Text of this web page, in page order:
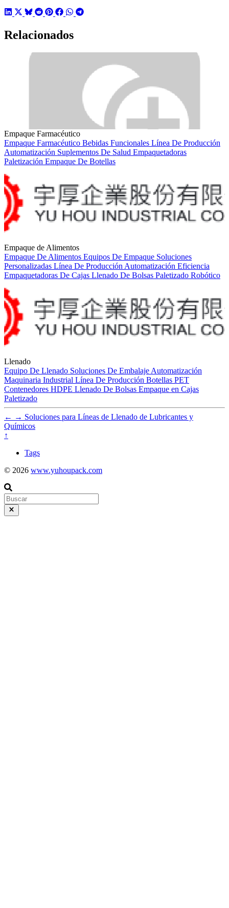
Relacionados
Empaque Farmacéutico
Empaque Farmacéutico Bebidas Funcionales Línea De Producción
Automatización Suplementos De Salud Empaquetadoras
Paletización Empaque De Botellas
Empaque de Alimentos
Empaque De Alimentos Equipos De Empaque Soluciones
Personalizadas Línea De Producción Automatización Eficiencia
Empaquetadoras De Cajas Llenado De Bolsas Paletizado Robótico
Llenado
Equipo De Llenado Soluciones De Embalaje Automatización
Maquinaria Industrial Línea De Producción Botellas PET
Contenedores HDPE Llenado De Bolsas Empaque en Cajas
Paletizado
← → Soluciones para Líneas de Llenado de Lubricantes y
Químicos
↑
Tags
© 2026 www.yuhoupack.com